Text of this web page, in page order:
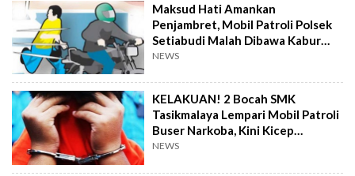
Maksud Hati Amankan
Penjambret, Mobil Patroli Polsek
Setiabudi Malah Dibawa Kabur
Pelaku
NEWS
KELAKUAN! 2 Bocah SMK
Tasikmalaya Lempari Mobil Patroli
Buser Narkoba, Kini Kicep
Diringkus Polisi
NEWS